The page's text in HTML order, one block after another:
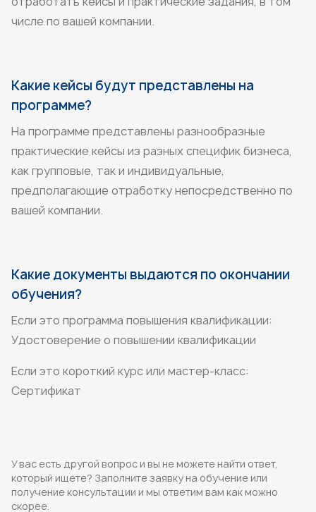
числе по вашей компании.
Какие кейсы будут представлены на
программе?
На программе представлены разнообразные
практические кейсы из разных специфик бизнеса,
как групповые, так и индивидуальные,
предполагающие отработку непосредственно по
вашей компании.
Какие документы выдаются по окончании
обучения?
Если это программа повышения квалификации:
Удостоверение о повышении квалификации
Если это короткий курс или мастер-класс:
Сертификат
У вас есть другой вопрос и вы не можете найти ответ,
который ищете? Заполните заявку на обучение или
получение консультации и мы ответим вам как можно
скорее.